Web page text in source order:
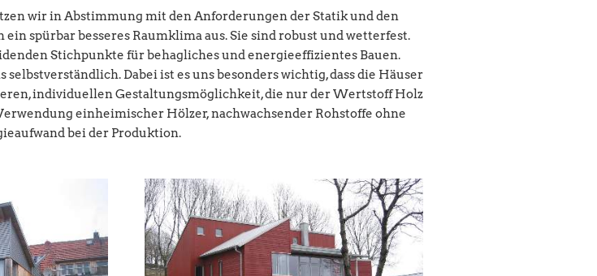
wir in Abstimmung mit den Anforderungen der Statik und den
spürbar besseres Raumklima aus. Sie sind robust und wetterfest.
Stichpunkte für behagliches und energieeffizientes Bauen.
Dabei ist es uns besonders wichtig, dass die Häuser
individuellen Gestaltungsmöglichkeit, die nur der Wertstoff Holz
einheimischer Hölzer, nachwachsender Rohstoffe ohne
bei der Produktion.